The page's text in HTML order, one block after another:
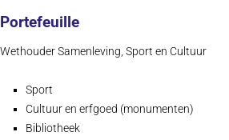
Portefeuille
Wethouder Samenleving, Sport en Cultuur
Sport
Cultuur en erfgoed (monumenten)
Bibliotheek